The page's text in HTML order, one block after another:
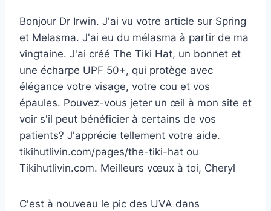
Bonjour Dr Irwin. J'ai vu votre article sur Spring
et Melasma. J'ai eu du mélasma à partir de ma
vingtaine. J'ai créé The Tiki Hat, un bonnet et
une écharpe UPF 50+, qui protège avec
élégance votre visage, votre cou et vos
épaules. Pouvez-vous jeter un œil à mon site et
voir s'il peut bénéficier à certains de vos
patients? J'apprécie tellement votre aide.
tikihutlivin.com/pages/the-tiki-hat ou
Tikihutlivin.com. Meilleurs vœux à toi, Cheryl
C'est à nouveau le pic des UVA dans